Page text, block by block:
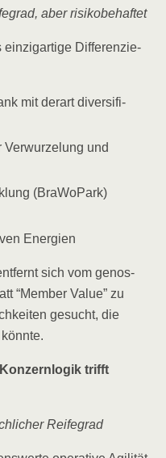
aber risikobehaftet
ein­zig­ar­ti­ge Dif­fe­ren­zie­
mit der­art diver­si­fi­
und
(Bra­Wo­Park)
Energien
sich vom genos­
“Mem­ber Value” zu
gesucht, die
trifft
Reifegrad